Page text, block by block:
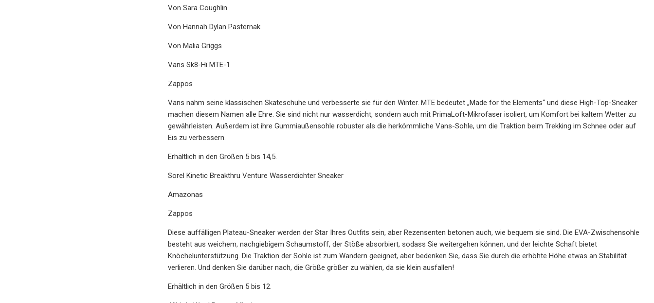
Von Sara Coughlin
Von Hannah Dylan Pasternak
Von Malia Griggs
Vans Sk8-Hi MTE-1
Zappos
Vans nahm seine klassischen Skateschuhe und verbesserte sie für den Winter. MTE bedeutet „Made for the Elements“ und diese High-Top-Sneaker
machen diesem Namen alle Ehre. Sie sind nicht nur wasserdicht, sondern auch mit PrimaLoft-Mikrofaser isoliert, um Komfort bei kaltem Wetter zu
gewährleisten. Außerdem ist ihre Gummiaußensohle robuster als die herkömmliche Vans-Sohle, um die Traktion beim Trekking im Schnee oder auf
Eis zu verbessern.
Erhältlich in den Größen 5 bis 14,5.
Sorel Kinetic Breakthru Venture Wasserdichter Sneaker
Amazonas
Zappos
Diese auffälligen Plateau-Sneaker werden der Star Ihres Outfits sein, aber Rezensenten betonen auch, wie bequem sie sind. Die EVA-Zwischensohle
besteht aus weichem, nachgiebigem Schaumstoff, der Stöße absorbiert, sodass Sie weitergehen können, und der leichte Schaft bietet
Knöchelunterstützung. Die Traktion der Sohle ist zum Wandern geeignet, aber bedenken Sie, dass Sie durch die erhöhte Höhe etwas an Stabilität
verlieren. Und denken Sie darüber nach, die Größe größer zu wählen, da sie klein ausfallen!
Erhältlich in den Größen 5 bis 12.